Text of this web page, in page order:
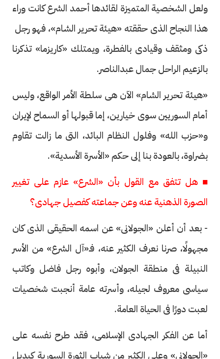
ولعل الشخصية المتميزة لقائدها أحمد الشرع كانت وراء
هذا النجاح الذى حققته «هيئة تحرير الشام»، فهو رجل
ذكى ومثقف وقيادى بالفطرة، ويمتلك «كاريزما» تذكرنا
بالزعيم الراحل جمال عبدالناصر.
«هيئة تحرير الشام» الآن هى سلطة الأمر الواقع، وليس
أمام السوريين سوى خيارين، إما قبولها أو السماح لإيران
و«حزب الله» وفلول النظام البائد، التى ما زالت تقاوم
بضراوة، بالعودة بنا إلى حكم «الأسرة الأسدية».
■ هل تتفق مع القول بأن «الشرع» عازم على تغيير
الصورة الذهنية عنه وعن جماعته كفصيل جهادى؟
- بعد أن أعلن «الجولانى» عن اسمه الحقيقى الذى كان
مجهولًا، صرنا نعرف الكثير عنه، فـ«آل الشرع» من الأسر
النبيلة فى منطقة الجولان، وأبوه رجل فاضل وكاتب
سياسى معروف لجيله، وأسرته عامة أنجبت شخصيات
لعبت دورًا فى الحياة العامة.
أما عن الفكر الجهادى الإسلامى، فقد طرح نفسه على
«الجولانى» وعلى الكثير من شباب الثورة السورية كبديل